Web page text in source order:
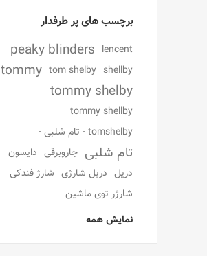
برچسب های پر طرفدار
lencent
peaky blinders
shellby
tom shelby
tommy
tommy shelby
tommy shellby
tomshelby - تام شلبی -
تام شلبی جاروبرقی دایسون
دریل دریل شارژی شارژ فندکی
شارژر توی ماشین
نمایش همه